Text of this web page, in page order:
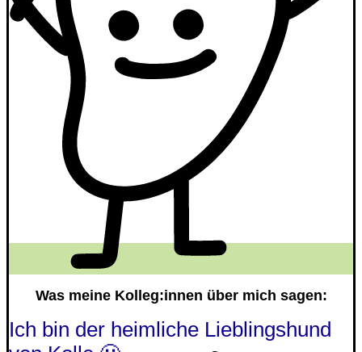
Was meine Kolleg:innen über mich sagen:
Ich bin der heimliche Lieblingshund